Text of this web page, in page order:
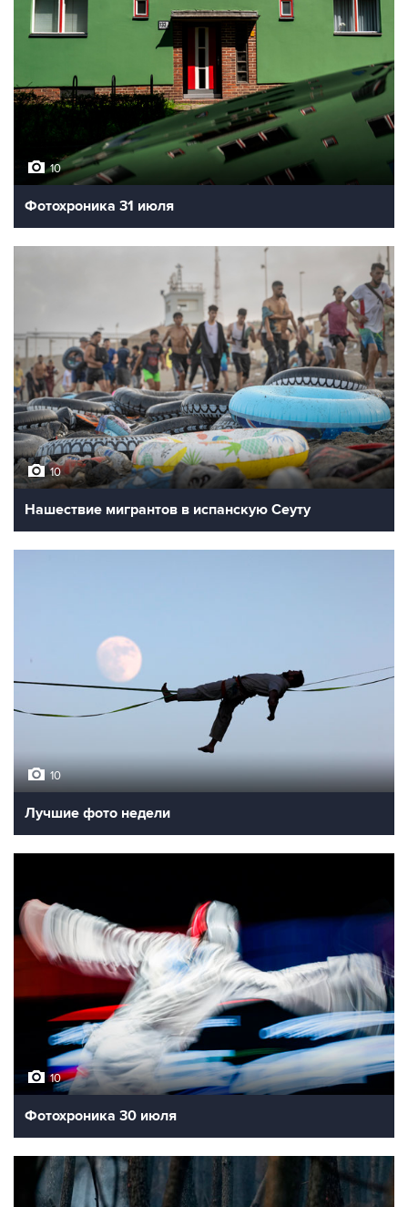
10
Фотохроника 31 июля
10
Нашествие мигрантов в испанскую Сеуту
10
Лучшие фото недели
10
Фотохроника 30 июля